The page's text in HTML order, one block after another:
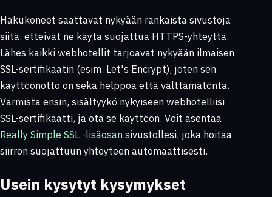
Hakukoneet saattavat nykyään rankaista sivustoja
siitä, etteivät ne käytä suojattua HTTPS-yhteyttä.
Lähes kaikki webhotellit tarjoavat nykyään ilmaisen
SSL-sertifikaatin (esim. Let's Encrypt), joten sen
käyttöönotto on sekä helppoa että välttämätöntä.
Varmista ensin, sisältyykö nykyiseen webhotelliisi
SSL-sertifikaatti, ja ota se käyttöön. Voit asentaa
Really Simple SSL -lisäosansivustollesi, joka hoitaa
siirron suojattuun yhteyteen automaattisesti.
Usein kysytyt kysymykset